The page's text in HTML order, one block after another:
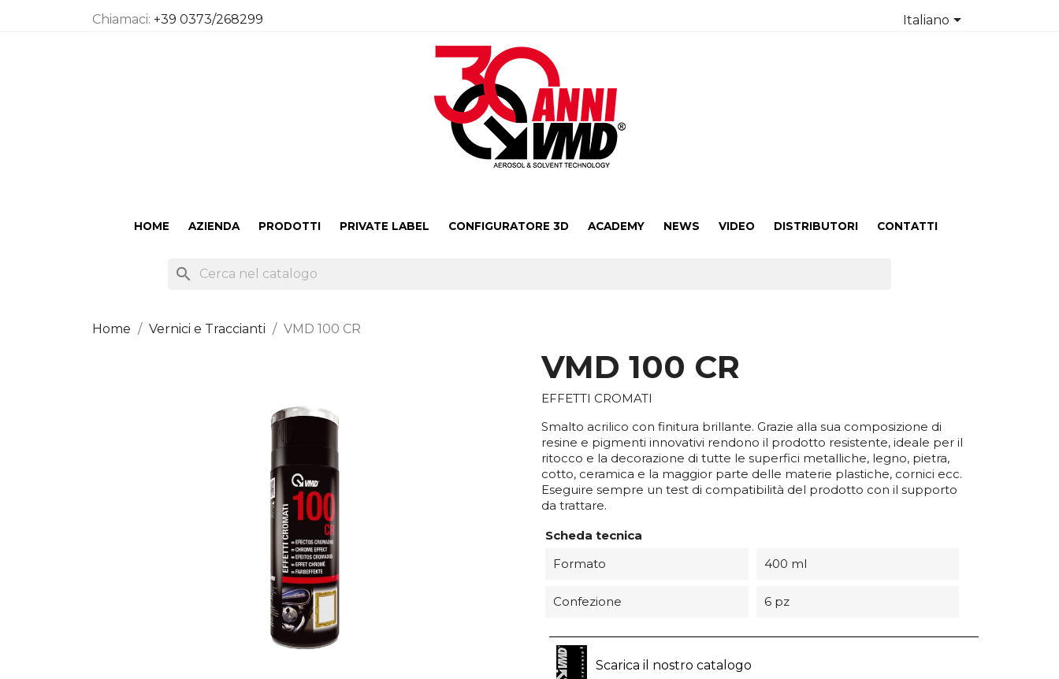
Chiamaci: +39 0373/268299 Italiano
HOME AZIENDA PRODOTTI PRIVATE LABEL CONFIGURATORE 3D ACADEMY NEWS VIDEO DISTRIBUTORI CONTATTI
search
Home Vernici e Traccianti VMD 100 CR
VMD 100 CR
EFFETTI CROMATI
Smalto acrilico con finitura brillante. Grazie alla sua composizione di
resine e pigmenti innovativi rendono il prodotto resistente, ideale per il
ritocco e la decorazione di tutte le superfici metalliche, legno, pietra,
cotto, ceramica e la maggior parte delle materie plastiche, cornici ecc.
Eseguire sempre un test di compatibilità del prodotto con il supporto
da trattare.
Scheda tecnica
Formato
400 ml
Confezione 6 pz
Scarica il nostro catalogo